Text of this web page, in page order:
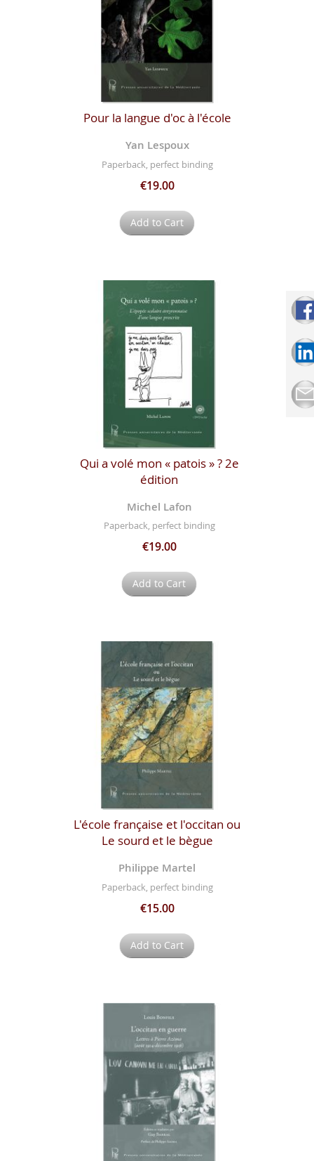
Pour la langue d'oc à l'école
Yan Lespoux
Paperback, perfect binding
€19.00
Add to Cart
Qui a volé mon « patois » ? 2e
édition
Michel Lafon
Paperback, perfect binding
€19.00
Add to Cart
L'école française et l'occitan ou
Le sourd et le bègue
Philippe Martel
Paperback, perfect binding
€15.00
Add to Cart